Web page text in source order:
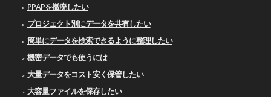
PPAPを撤廃したい
プロジェクト別にデータを共有したい
簡単にデータを検索できるように整理したい
機密データでも使うには
大量データをコスト安く保管したい
大容量ファイルを保存したい